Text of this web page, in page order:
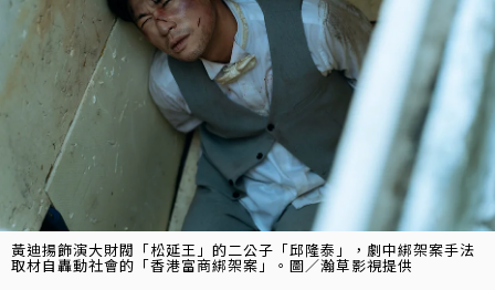
黃迪揚飾演大財閥「松延王」的二公子「邱隆泰」，劇中綁架案手法
取材自轟動社會的「香港富商綁架案」。圖／瀚草影視提供